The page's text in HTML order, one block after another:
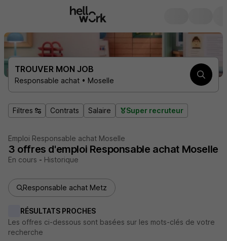
TROUVER MON JOB
Responsable achat • Moselle
Filtres Contrats Salaire Super recruteur
Emploi Responsable achat Moselle
3 offres d'emploi Responsable achat Moselle
En cours - Historique
Responsable achat Metz
RÉSULTATS PROCHES
Les offres ci-dessous sont basées sur les mots-clés de votre
recherche